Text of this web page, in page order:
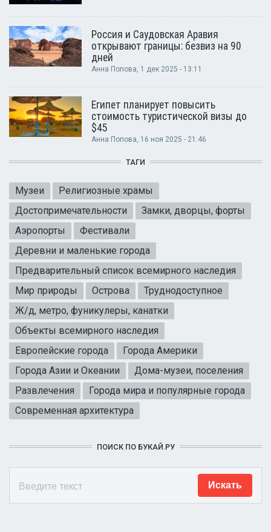
Россия и Саудовская Аравия
открывают границы: безвиз на 90
дней
Анна Попова, 1 дек 2025 - 13:11
Египет планирует повысить
стоимость туристической визы до
$45
Анна Попова, 16 ноя 2025 - 21:46
ТАГИ
Музеи
Религиозные храмы
Достопримечательности
Замки, дворцы, форты
Аэропорты
Фестивали
Деревни и маленькие города
Предварительный список всемирного наследия
Мир природы
Острова
Труднодоступное
Ж/д, метро, фуникулеры, канатки
Объекты всемирного наследия
Европейские города
Города Америки
Города Азии и Океании
Дома-музеи, поселения
Развлечения
Города мира и популярные города
Современная архитектура
ПОИСК ПО БУКАЙ.РУ